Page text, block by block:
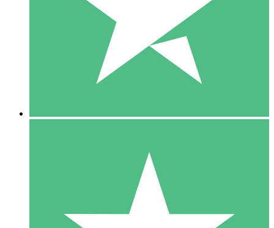
1 Download
10
US$1500
10 Download
20